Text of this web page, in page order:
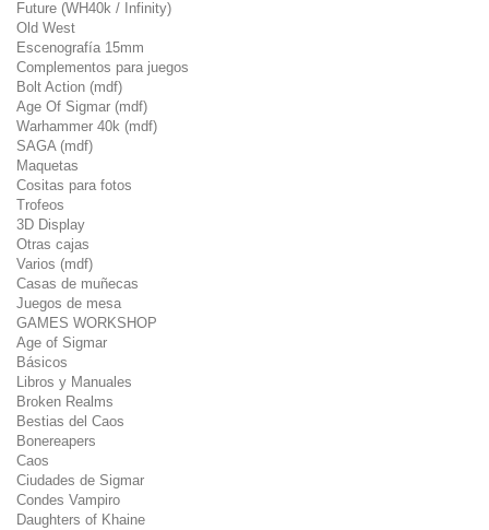
Future (WH40k / Infinity)
Old West
Escenografía 15mm
Complementos para juegos
Bolt Action (mdf)
Age Of Sigmar (mdf)
Warhammer 40k (mdf)
SAGA (mdf)
Maquetas
Cositas para fotos
Trofeos
3D Display
Otras cajas
Varios (mdf)
Casas de muñecas
Juegos de mesa
GAMES WORKSHOP
Age of Sigmar
Básicos
Libros y Manuales
Broken Realms
Bestias del Caos
Bonereapers
Caos
Ciudades de Sigmar
Condes Vampiro
Daughters of Khaine